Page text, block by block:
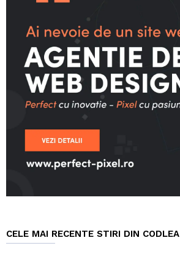
CELE MAI RECENTE STIRI DIN CODLEA